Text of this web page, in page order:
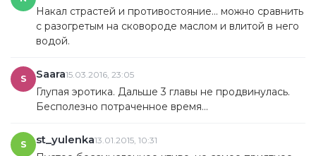
Накал страстей и противостояние... можно сравнить
с разогретым на сковороде маслом и влитой в него
водой.
S Saara15.03.2016, 23:05
Глупая эротика. Дальше 3 главы не продвинулась.
Бесполезно потраченное время...
S st_yulenka13.01.2015, 10:31